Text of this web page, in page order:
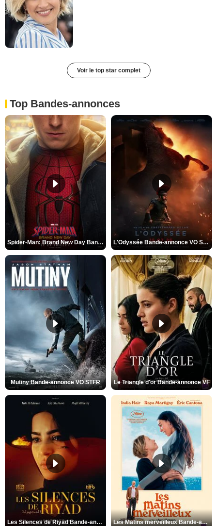
Voir le top star complet
Top Bandes-annonces
Spider-Man: Brand New Day Bande-annonce VO STFR L'Odyssée Bande-annonce VO STFR
Mutiny Bande-annonce VO STFR Le Triangle d'or Bande-annonce VF
Les Silences de Riyad Bande-annonce VO STFR Les Matins merveilleux Bande-annonce VF